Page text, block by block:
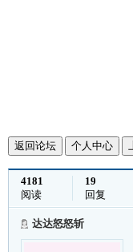
返回论坛 个人中心
4181
阅读
19
回复
达达怒怒斩